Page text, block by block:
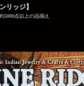
リッジ】
5000点以上の品揃え